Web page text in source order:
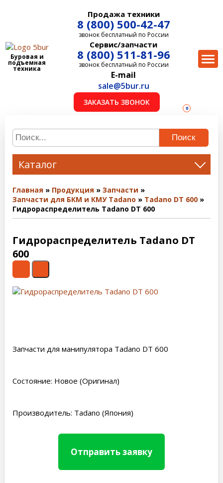
Буровая и
подъемная
техника
Продажа техники
8 (800) 500-42-47
звонок бесплатный по России
Сервис/запчасти
8 (800) 511-81-96
звонок бесплатный по России
E-mail
sale@5bur.ru
ЗАКАЗАТЬ ЗВОНОК
0
Поиск
Каталог
Главная Продукция
Запчасти
Запчасти для БКМ и КМУ Tadano
Tadano DT 600
Гидрораспределитель Tadano DT 600
Гидрораспределитель Tadano DT
600
Запчасти для манипулятора Tadano DT 600
Состояние: Новое (Оригинал)
Производитель: Tadano (Япония)
Отправить заявку